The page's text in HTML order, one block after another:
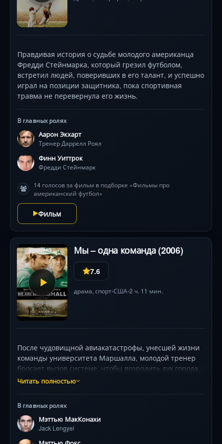
Правдивая история о судьбе молодого американца
Фредди Стейнмарка, который грезил футболом,
встретил людей, поверивших в его талант, и успешно
играл на позиции защитника, пока спортивная
травма не перевернула его жизнь.
В главных ролях
Аарон Экхарт
Тренер Даррелл Роял
Финн Уиттрок
Фредди Стейнмарк
14 голосов за фильм в подборке «Фильмы про
американский футбол»
Фильм
Мы – одна команда (2006)
7.6
драма, спорт•США•2 ч. 11 мин.
После чудовищной авиакатастрофы, унесшей жизни
команды университета Маршалла, молодой тренер
бросает вызов системе, чтобы возродить дух города
через спорт. Мэттью Макконахи в роли
всех трофеев. Реальная история, ставшая гимном
стойкости.
Читать полностью
В главных ролях
Мэттью МакКонахи
Jack Lengyel